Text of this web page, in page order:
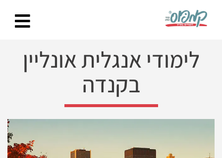
content
לימודי אנגלית אונליין
בקנדה